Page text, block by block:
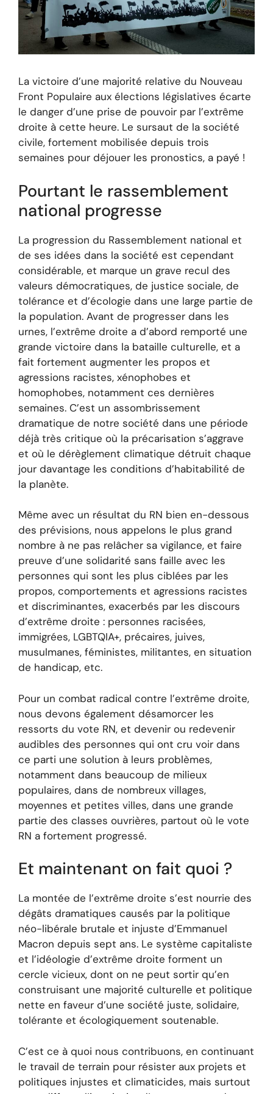
La victoire d’une majorité relative du Nouveau
Front Populaire aux élections législatives écarte
le danger d’une prise de pouvoir par l’extrême
droite à cette heure. Le sursaut de la société
civile, fortement mobilisée depuis trois
semaines pour déjouer les pronostics, a payé !
Pourtant le rassemblement
national progresse
La progression du Rassemblement national et
de ses idées dans la société est cependant
considérable, et marque un grave recul des
valeurs démocratiques, de justice sociale, de
tolérance et d’écologie dans une large partie de
la population. Avant de progresser dans les
urnes, l’extrême droite a d’abord remporté une
grande victoire dans la bataille culturelle, et a
fait fortement augmenter les propos et
agressions racistes, xénophobes et
homophobes, notamment ces dernières
semaines. C’est un assombrissement
dramatique de notre société dans une période
déjà très critique où la précarisation s’aggrave
et où le dérèglement climatique détruit chaque
jour davantage les conditions d’habitabilité de
la planète.
Même avec un résultat du RN bien en-dessous
des prévisions, nous appelons le plus grand
nombre à ne pas relâcher sa vigilance, et faire
preuve d’une solidarité sans faille avec les
personnes qui sont les plus ciblées par les
propos, comportements et agressions racistes
et discriminantes, exacerbés par les discours
d’extrême droite : personnes racisées,
immigrées, LGBTQIA+, précaires, juives,
musulmanes, féministes, militantes, en situation
de handicap, etc.
Pour un combat radical contre l’extrême droite,
nous devons également désamorcer les
ressorts du vote RN, et devenir ou redevenir
audibles des personnes qui ont cru voir dans
ce parti une solution à leurs problèmes,
notamment dans beaucoup de milieux
populaires, dans de nombreux villages,
moyennes et petites villes, dans une grande
partie des classes ouvrières, partout où le vote
RN a fortement progressé.
Et maintenant on fait quoi ?
La montée de l’extrême droite s’est nourrie des
dégâts dramatiques causés par la politique
néo-libérale brutale et injuste d’Emmanuel
Macron depuis sept ans. Le système capitaliste
et l’idéologie d’extrême droite forment un
cercle vicieux, dont on ne peut sortir qu’en
construisant une majorité culturelle et politique
nette en faveur d’une société juste, solidaire,
tolérante et écologiquement soutenable.
C’est ce à quoi nous contribuons, en continuant
le travail de terrain pour résister aux projets et
politiques injustes et climaticides, mais surtout